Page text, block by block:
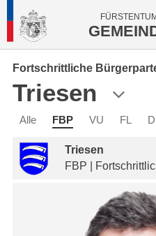
Fortschrittliche
Triesen
Alle FBP VU FL
Triesen
FBP |